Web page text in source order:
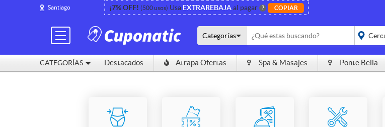
Santiago ¡7% OFF! (500 usos) Usa EXTRAREBAJAal pagar ? COPIAR
CATEGORÍAS
Categorías
Destacados Atrapa Ofertas Spa & Masajes Ponte Bella